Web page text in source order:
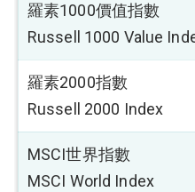
羅素1000價值指數
Russell 1000 Value
羅素2000指數
Russell 2000 Index
MSCI世界指數
MSCI World Index